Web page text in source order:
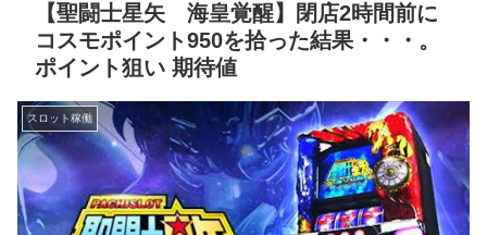
【聖闘士星矢 海皇覚醒】閉店2時間前に
コスモポイント950を拾った結果・・・。
ポイント狙い 期待値
スロット稼働